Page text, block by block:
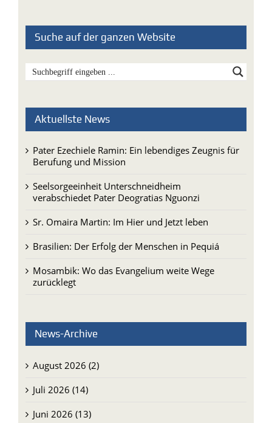
Suche auf der ganzen Website
Aktuellste News
Pater Ezechiele Ramin: Ein lebendiges Zeugnis für
Berufung und Mission
Seelsorgeeinheit Unterschneidheim
verabschiedet Pater Deogratias Nguonzi
Sr. Omaira Martin: Im Hier und Jetzt leben
Brasilien: Der Erfolg der Menschen in Pequiá
Mosambik: Wo das Evangelium weite Wege
zurücklegt
News-Archive
August 2026 (2)
Juli 2026 (14)
Juni 2026 (13)